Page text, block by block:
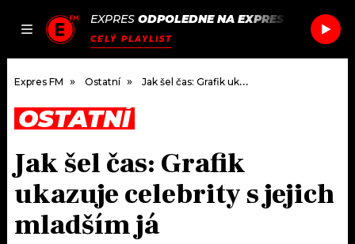
JAK
SEZNAM.CZ
EXPRES ODPOLEDNE NA EXPRES FM /
CELÝ PLAYLIST
DOMŮ
ČLÁNKY
PODCASTY
Expres FM Ostatní Jak šel čas: Grafik ukazuje celebrity s jejich mladším já
OSTATNÍ
Jak šel čas: Grafik
ukazuje celebrity s jejich
mladším já